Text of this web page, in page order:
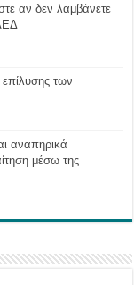
αν δεν λαμβάνετε
των
αναπηρικά
μέσω της